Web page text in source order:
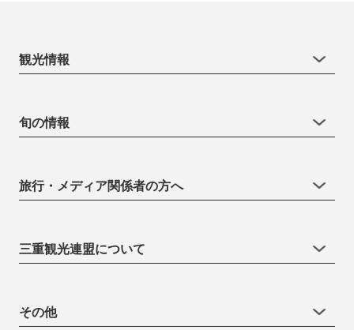
観光情報
旬の情報
旅行・メディア関係者の方へ
三重観光連盟について
その他